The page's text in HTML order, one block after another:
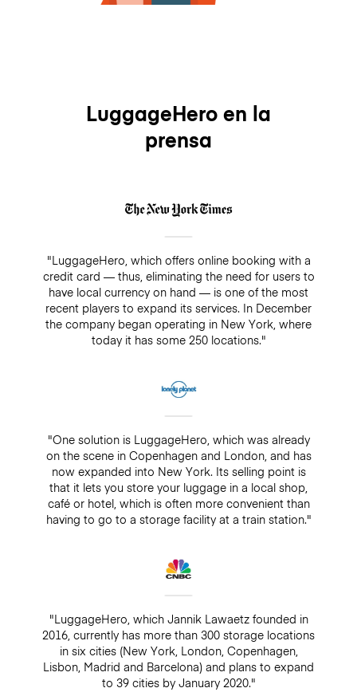
LuggageHero en la
prensa
"LuggageHero, which offers online booking with a
credit card — thus, eliminating the need for users to
have local currency on hand — is one of the most
recent players to expand its services. In December
the company began operating in New York, where
today it has some 250 locations."
"One solution is LuggageHero, which was already
on the scene in Copenhagen and London, and has
now expanded into New York. Its selling point is
that it lets you store your luggage in a local shop,
café or hotel, which is often more convenient than
having to go to a storage facility at a train station."
"LuggageHero, which Jannik Lawaetz founded in
2016, currently has more than 300 storage locations
in six cities (New York, London, Copenhagen,
Lisbon, Madrid and Barcelona) and plans to expand
to 39 cities by January 2020."